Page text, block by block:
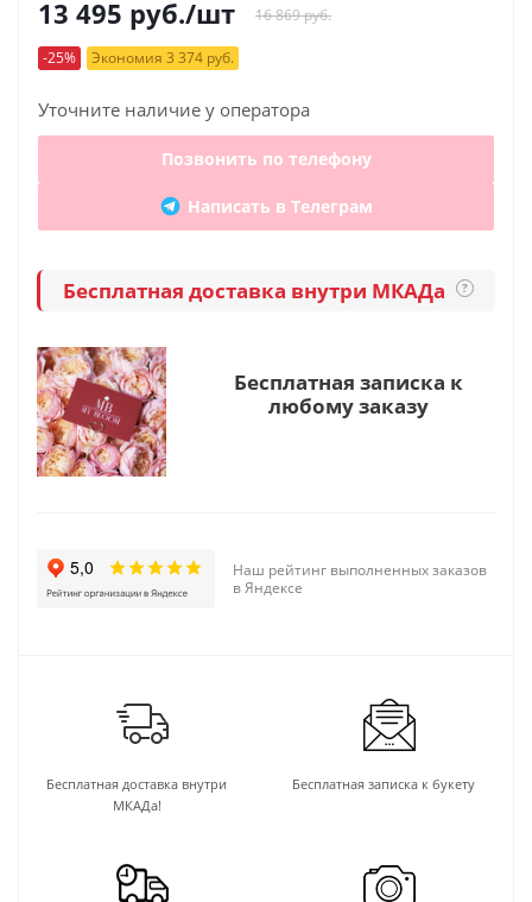
13 495 руб./шт 16 869 руб.
-25% Экономия 3 374 руб.
Уточните наличие у оператора
Позвонить по телефону
Написать в Телеграм
Бесплатная доставка внутри МКАДа ?
Бесплатная записка к
любому заказу
Наш рейтинг выполненных заказов
в Яндексе
Бесплатная доставка внутри
МКАДа!
Бесплатная записка к букету